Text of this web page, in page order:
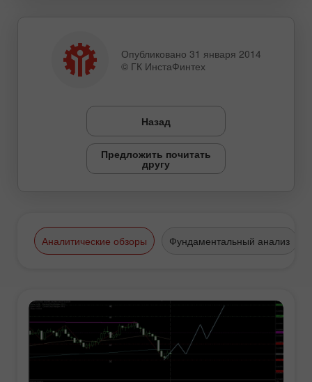
Опубликовано 31 января 2014
© ГК ИнстаФинтех
Назад
Предложить почитать
другу
Аналитические обзоры Фундаментальный анализ